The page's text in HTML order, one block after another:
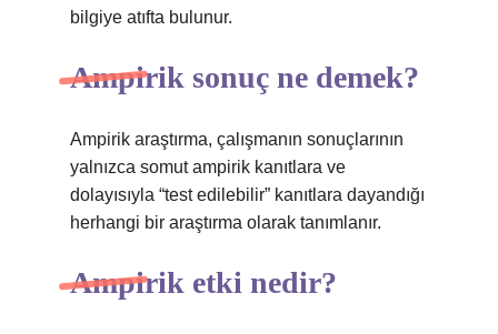
bilgiye atıfta bulunur.
Ampirik sonuç ne demek?
Ampirik araştırma, çalışmanın sonuçlarının
yalnızca somut ampirik kanıtlara ve
dolayısıyla “test edilebilir” kanıtlara dayandığı
herhangi bir araştırma olarak tanımlanır.
Ampirik etki nedir?